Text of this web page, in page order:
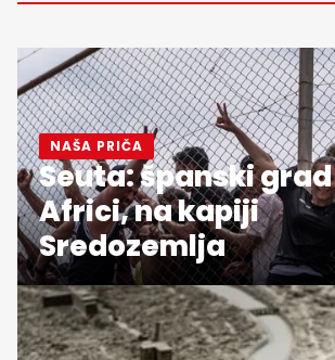
NAŠA PRIČA
Seuta: španski
Africi, na kapiji
Sredozemlja